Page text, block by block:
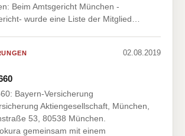
Beim Amtsgericht München -
wurde eine Liste der Mitglied…
02.08.2019
Bayern-Versicherung
Aktiengesellschaft, München,
53, 80538 München.
gemeinsam mit einem